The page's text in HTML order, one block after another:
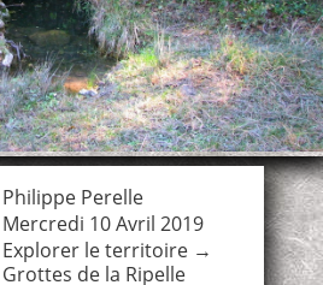
Philippe Perelle
Mercredi 10 Avril 2019
Explorer le territoire→
Grottes de la Ripelle